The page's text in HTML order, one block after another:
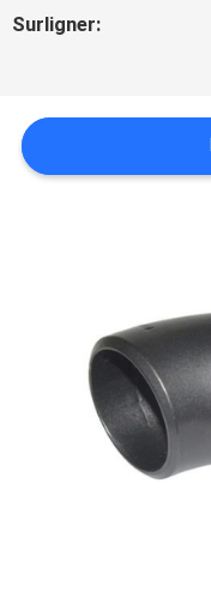
LA
CONTACT
Surligner: